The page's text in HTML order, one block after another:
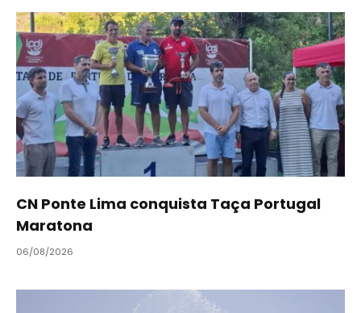
CN Ponte Lima conquista Taça Portugal
Maratona
06/08/2026